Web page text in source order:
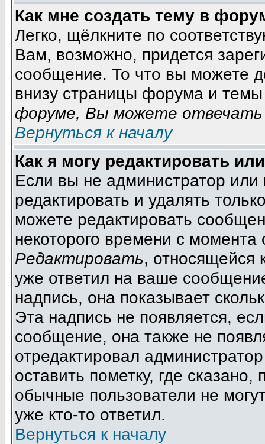
Как мне создать тему в
Легко, щёлкните по
Вам, возможно, придется
сообщение. То что вы можете
внизу страницы форума и
форуме, Вы можете отвечать
Вернуться к началу
Как я могу редактировать
Если вы не администратор
редактировать и удалять
можете редактировать
некоторого времени с момента
Редактировать, относящейся
уже ответил на ваше
надпись, она показывает
Эта надпись не появляется,
сообщение, она также не
отредактировал
оставить пометку, где
обычные пользователи не
уже кто-то ответил.
Вернуться к началу